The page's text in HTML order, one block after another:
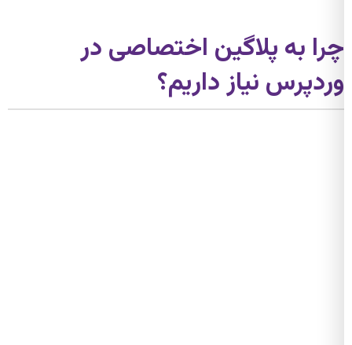
چرا به پلاگین اختصاصی در
وردپرس نیاز داریم؟